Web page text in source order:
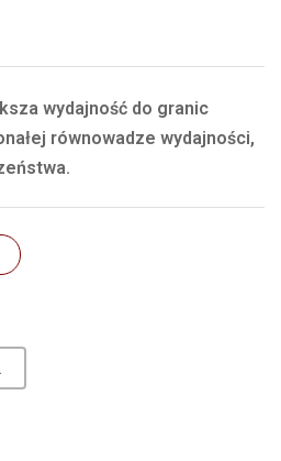
wydajność do granic
równowadze wydajności,